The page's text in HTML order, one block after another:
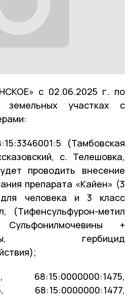
с 02.06.2025 г. по
участках с
(Тамбовская
с. Телешовка,
проводить внесение
препарата «Кайен» (3
человека и 3 класс
(Тифенсульфурон-метил
+
гербицид
68:15:0000000:1475,
68:15:0000000:1477,